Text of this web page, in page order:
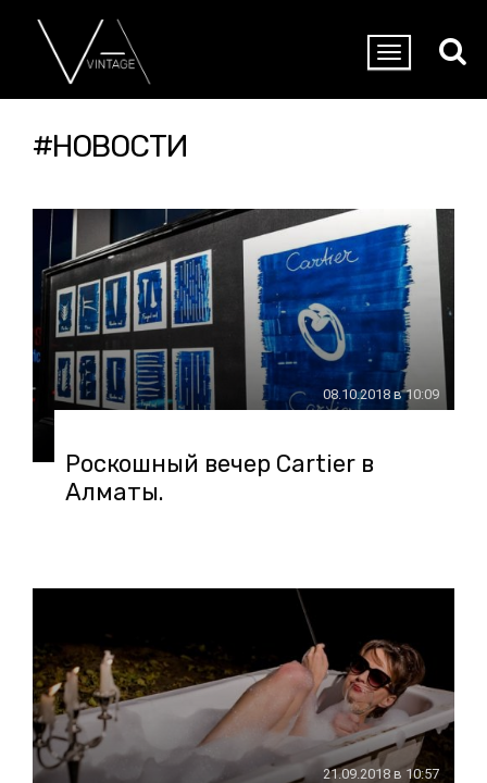
#НОВОСТИ
08.10.2018 в 10:09
Роскошный вечер Cartier в
Алматы.
21.09.2018 в 10:57